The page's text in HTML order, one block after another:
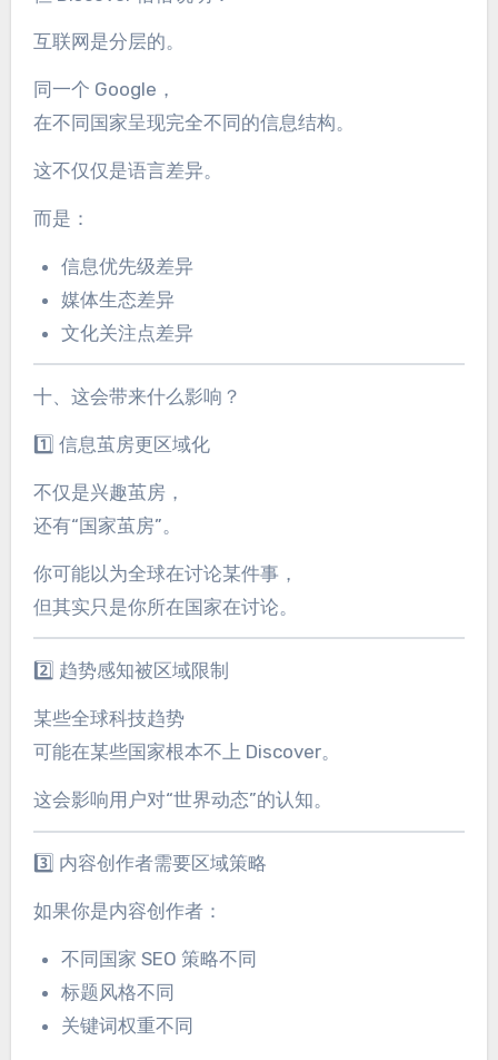
互联网是分层的。
同一个 Google，
在不同国家呈现完全不同的信息结构。
这不仅仅是语言差异。
而是：
信息优先级差异
媒体生态差异
文化关注点差异
十、这会带来什么影响？
1️⃣ 信息茧房更区域化
不仅是兴趣茧房，
还有“国家茧房”。
你可能以为全球在讨论某件事，
但其实只是你所在国家在讨论。
2️⃣ 趋势感知被区域限制
某些全球科技趋势
可能在某些国家根本不上 Discover。
这会影响用户对“世界动态”的认知。
3️⃣ 内容创作者需要区域策略
如果你是内容创作者：
不同国家 SEO 策略不同
标题风格不同
关键词权重不同